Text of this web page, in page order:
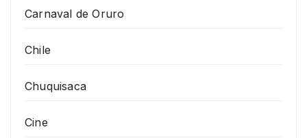
Carnaval de Oruro
Chile
Chuquisaca
Cine